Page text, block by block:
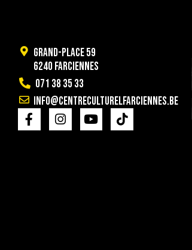
Grand-Place 59
6240 Farciennes
071 38 35 33
info@centreculturelfarciennes.be